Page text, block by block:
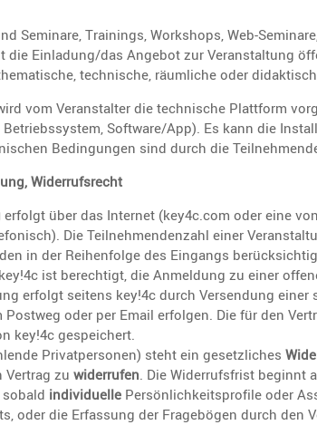
Seminare, Trainings, Workshops, Web-
die Einladung/das Angebot zur Veran­stal­tung
techni­sche, räumliche oder
vom Veran­stalter die techni­sche Platt­form
Software/App). Es kann die
Bedin­gungen sind durch die
Widerrufsrecht
erfolgt über das Internet (key4c.com oder eine
Die Teilneh­men­den­zahl einer
in der Reihen­folge des Eingangs
ist berech­tigt, die Anmel­dung zu einer
erfolgt seitens key!4c durch Versen­dung
oder per Email erfolgen. Die für den
key!4c gespei­chert.
Privat­per­sonen) steht ein gesetz­li­ches
Vertrag zuwider­rufen. Die Wider­rufs­frist beginnt
sobald indivi­du­elle Persön­lich­keits­pro­file oder
oder die Erfas­sung der Frage­bögen durch den